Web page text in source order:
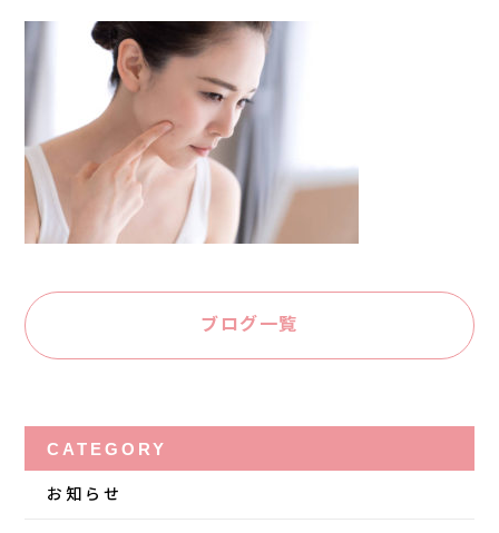
ブログ一覧
CATEGORY
お知らせ